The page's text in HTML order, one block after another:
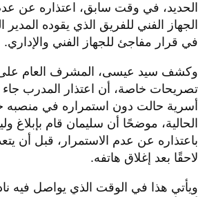
الحديد، في وقت سابق، اعتذاره عن
الجهاز الفني للفريق الذي يقوده المدير
في قرار مفاجئ للجهاز الفني والإداري.
وكشف سيد عيسى، المشرف العام على
تصريحات خاصة، أن اعتذار المدرب
أسرية حالت دون استمراره في منصبه
الحالية، موضحًا أن سليمان قام بإبلاغ
باعتذاره عن عدم الاستمرار، قبل أن
لاحقًا بعد إغلاق هاتفه.
ويأتي هذا في الوقت الذي يواصل فيه